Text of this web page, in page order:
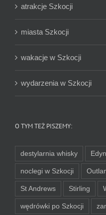
atrakcje Szkocji
miasta Szkocji
wakacje w Szkocji
wydarzenia w Szkocji
destylarnia whisky
noclegi w Szkocji
St Andrews Stirling
wędrówki po Szkocji